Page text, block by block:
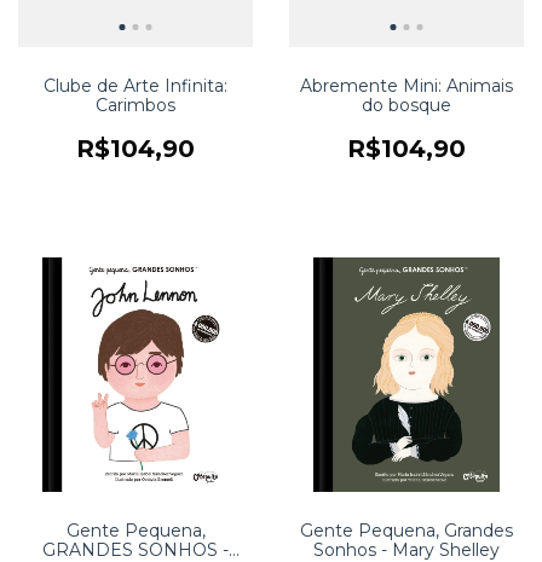
Clube de Arte Infinita:
Carimbos
R$104,90
Abremente Mini: Animais
do bosque
R$104,90
Gente Pequena,
GRANDES SONHOS -
Gente Pequena, Grandes
Sonhos - Mary Shelley